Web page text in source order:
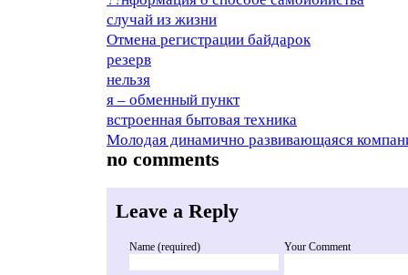
случай из жизни
Отмена регистрации байдарок
резерв
нельзя
я – обменный пункт
встроенная бытовая техника
Молодая динамично развивающаяся
no comments
Leave a Reply
Name (required) Your Comment